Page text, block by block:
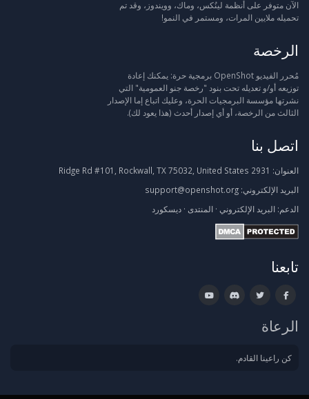
الآن متوفر على أنظمة لينُكس، وماك، وويندوز، وقد تم
تحميله ملايين المرات، ومستمر في النمو!
الرخصة
مُحرر الفيديو OpenShot برمجية حرة: يمكنك إعادة
توزيعه أو/و تعديله تحت بنود "رخصة جنو العمومية" التي
نشرتها مؤسسة البرمجيات الحرة، وعليك اتباع إما الإصدار
الثالث من الرخصة، أو أي إصدار أحدث (هذا يعود لك).
اتصل بنا
العنوان:
البريد الإلكتروني: support@openshot.org
الدعم: البريد الإلكتروني · المنتدى · ديسكورد
تابعنا
الرعاة
كن راعينا القادم.